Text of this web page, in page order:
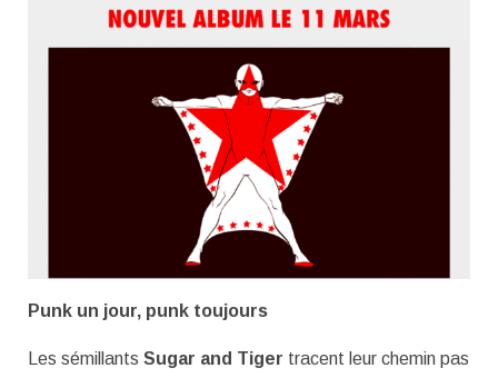
Punk un jour, punk toujours
Les sémillants Sugar and Tiger tracent leur chemin pas